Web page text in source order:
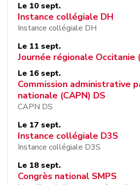
Le 10 sept.
Instance collégiale DH
Instance collégiale DH
Le 11 sept.
Journée régionale Occitanie
Le 16 sept.
Commission administrative
nationale (CAPN) DS
CAPN DS
Le 17 sept.
Instance collégiale D3S
Instance collégiale D3S
Le 18 sept.
Congrès national SMPS